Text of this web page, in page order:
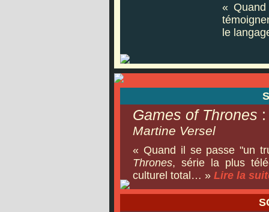
«
le
Games of Thrones
Martine Versel
« Quand il se passe "un
Thrones, série la plus
culturel total… » Lire la